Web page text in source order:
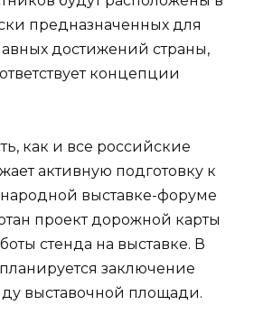
предназначенных для
достижений страны,
концепции
как и все российские
активную подготовку к
выставке-форуме
проект дорожной карты
стенда на выставке. В
заключение
выставочной площади.